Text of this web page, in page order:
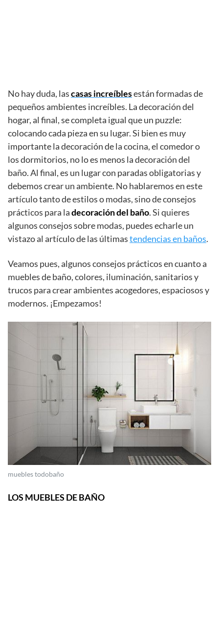
No hay duda, lascasas increíblesestán formadas de
pequeños ambientes increíbles. La decoración del
hogar, al final, se completa igual que un puzzle:
colocando cada pieza en su lugar. Si bien es muy
importante la decoración de la cocina, el comedor o
los dormitorios, no lo es menos la decoración del
baño. Al final, es un lugar con paradas obligatorias y
debemos crear un ambiente. No hablaremos en este
artículo tanto de estilos o modas, sino de consejos
prácticos para ladecoración del baño. Si quieres
algunos consejos sobre modas, puedes echarle un
vistazo al artículo de las últimastendencias en baños.
Veamos pues, algunos consejos prácticos en cuanto a
muebles de baño, colores, iluminación, sanitarios y
trucos para crear ambientes acogedores, espaciosos y
modernos. ¡Empezamos!
muebles todobaño
LOS MUEBLES DE BAÑO